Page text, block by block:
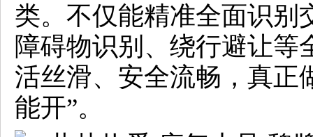
类。不仅能精准全面识别
障碍物识别、绕行避让等
活丝滑、安全流畅，真正
能开”。